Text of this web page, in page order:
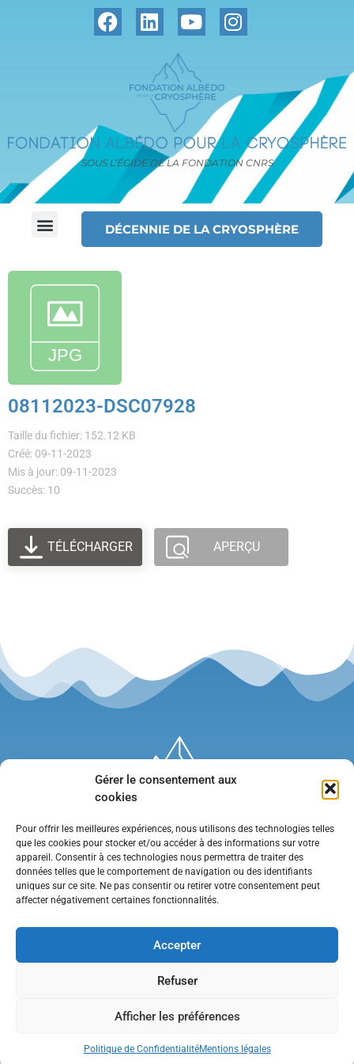
Gérer le consentement aux
cookies
Pour offrir les meilleures expériences, nous utilisons des technologies telles
que les cookies pour stocker et/ou accéder à des informations sur votre
appareil. Consentir à ces technologies nous permettra de traiter des
données telles que le comportement de navigation ou des identifiants
uniques sur ce site. Ne pas consentir ou retirer votre consentement peut
affecter négativement certaines fonctionnalités.
Accepter
Refuser
Afficher les préférences
Politique de ConfidentialitéMentions légales
SOUS L’ÉGIDE DE LA FONDATION CNRS
DÉCENNIE DE LA CRYOSPHÈRE
08112023-DSC07928
Taille du fichier: 152.12 KB
Créé: 09-11-2023
Mis à jour: 09-11-2023
Succès: 10
TÉLÉCHARGER APERÇU
•Contact